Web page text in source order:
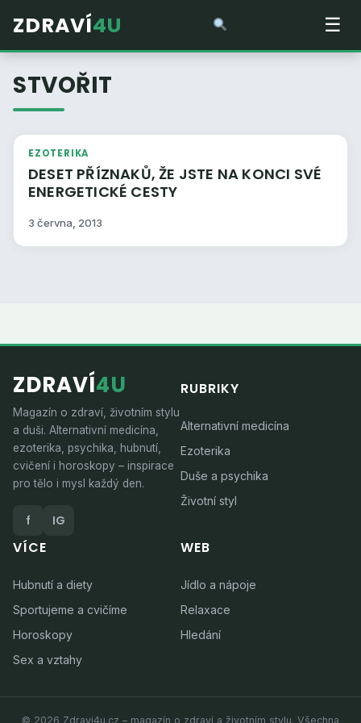
ZDRAVÍ4U ☰
STVOŘIT
EZOTERIKA
DESET PŘÍZNAKŮ, ŽE JSTE NA KONCI SVÉ
ENERGETICKÉ CESTY
3 června, 2013
ZDRAVÍ4U
Magazín o zdraví, životním stylu
a duši. Alternativní medicína,
ezoterika, psychika, hubnutí,
cvičení i horoskopy – inspirace
pro tělo i mysl každý den.
f IG
RUBRIKY
Alternativní medicína
Ezoterika
Duše a psychika
Životní styl
VÍCE
Hubnutí a diety
Sportujeme a cvičíme
Horoskopy
Sex a vztahy
WEB
Jídlo a nápoje
Relaxace
Hledání
© 2026 Zdravi4u.cz – magazín o zdraví a životním stylu. Všechna